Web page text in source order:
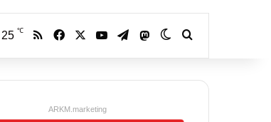
25 ℃ RSS Facebook YouTubeTelegramMastodonSkin umschalten
ARKM.marketing